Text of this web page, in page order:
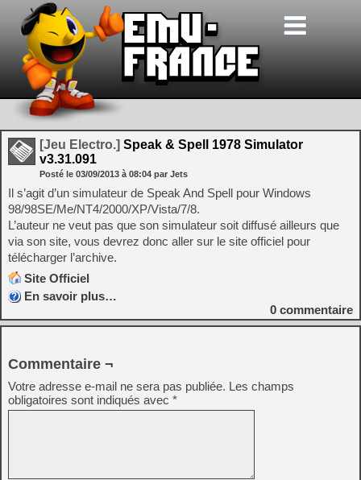
[Jeu Electro.] Speak & Spell 1978 Simulator
v3.31.091
Posté le 03/09/2013 à 08:04 par Jets
Il s’agit d’un simulateur de Speak And Spell pour Windows
98/98SE/Me/NT4/2000/XP/Vista/7/8.
L’auteur ne veut pas que son simulateur soit diffusé ailleurs que
via son site, vous devrez donc aller sur le site officiel pour
télécharger l’archive.
Site Officiel
En savoir plus…
0 commentaire
Commentaire ¬
Votre adresse e-mail ne sera pas publiée. Les champs
obligatoires sont indiqués avec *